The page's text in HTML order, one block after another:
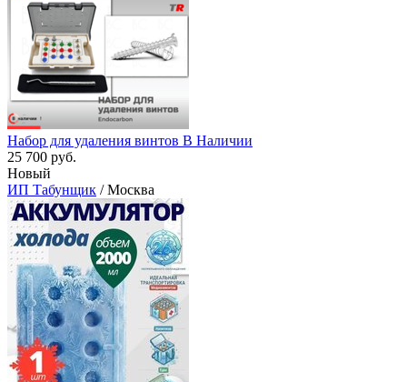
Набор для удаления винтов В Наличии
25 700 руб.
Новый
ИП Табунщик / Москва